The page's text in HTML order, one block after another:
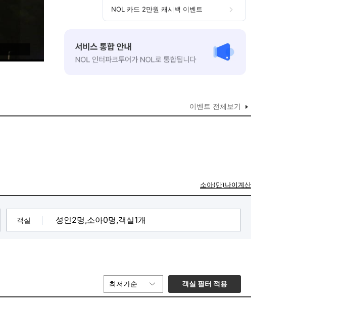
NOL 카드 2만원 캐시백 이벤트
이벤트 전체보기
소아(만)나이계산
객실
최저가순 객실 필터 적용